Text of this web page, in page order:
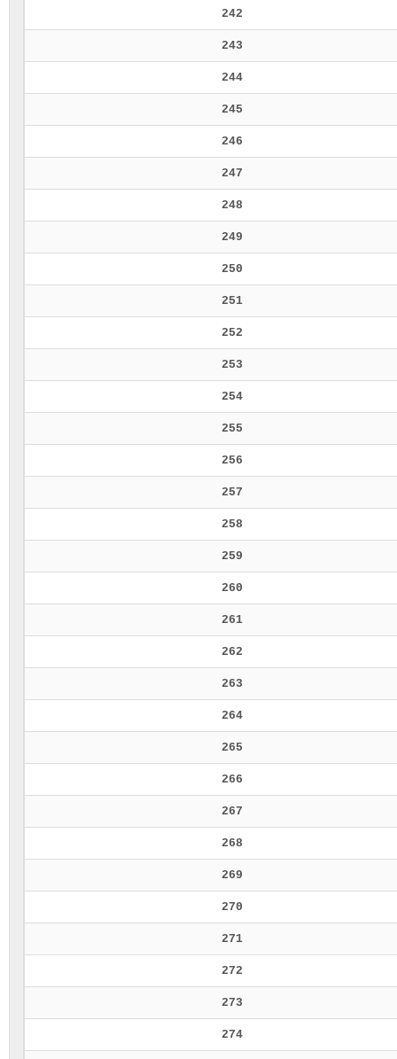
242
243
244
245
246
247
248
249
250
251
252
253
254
255
256
257
258
259
260
261
262
263
264
265
266
267
268
269
270
271
272
273
274